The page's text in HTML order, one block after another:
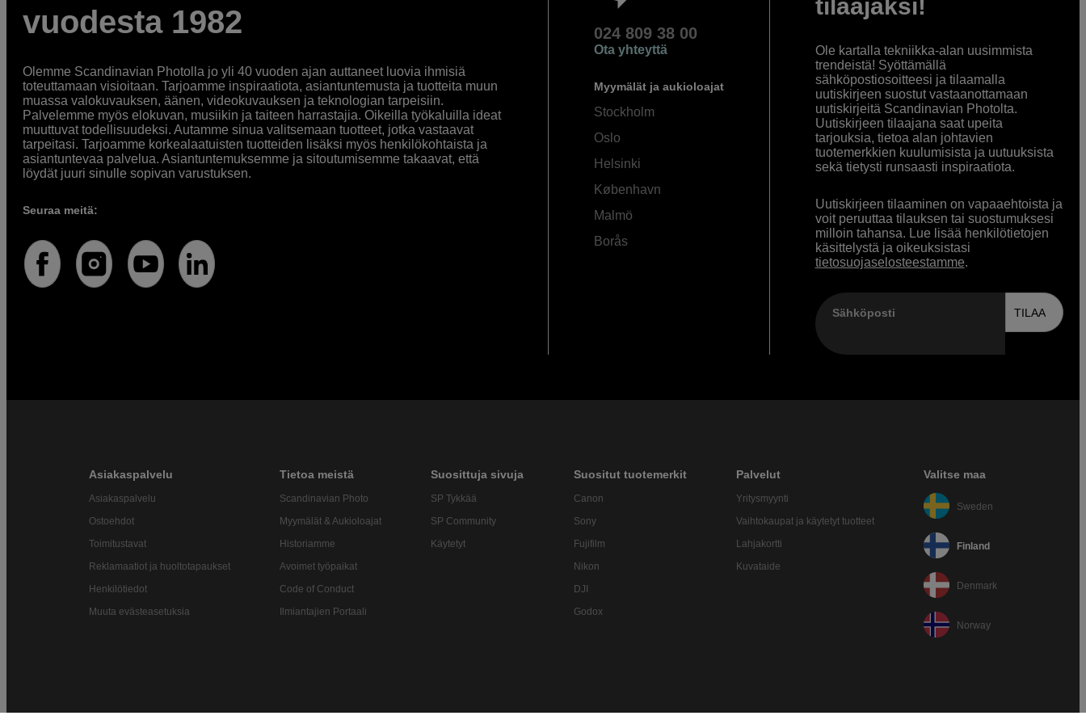
vuodesta 1982
Olemme Scandinavian Photolla jo yli 40 vuoden ajan auttaneet luovia ihmisiä
toteuttamaan visioitaan. Tarjoamme inspiraatiota, asiantuntemusta ja tuotteita muun
muassa valokuvauksen, äänen, videokuvauksen ja teknologian tarpeisiin.
Palvelemme myös elokuvan, musiikin ja taiteen harrastajia. Oikeilla työkaluilla ideat
muuttuvat todellisuudeksi. Autamme sinua valitsemaan tuotteet, jotka vastaavat
tarpeitasi. Tarjoamme korkealaatuisten tuotteiden lisäksi myös henkilökohtaista ja
asiantuntevaa palvelua. Asiantuntemuksemme ja sitoutumisemme takaavat, että
löydät juuri sinulle sopivan varustuksen.
Seuraa meitä:
024 809 38 00
Ota yhteyttä
Myymälät ja aukioloajat
Stockholm
Oslo
Helsinki
København
Malmö
Borås
tilaajaksi!
Ole kartalla tekniikka-alan uusimmista
trendeistä! Syöttämällä
sähköpostiosoitteesi ja tilaamalla
uutiskirjeen suostut vastaanottamaan
uutiskirjeitä Scandinavian Photolta.
Uutiskirjeen tilaajana saat upeita
tarjouksia, tietoa alan johtavien
tuotemerkkien kuulumisista ja uutuuksista
sekä tietysti runsaasti inspiraatiota.
Uutiskirjeen tilaaminen on vapaaehtoista ja
voit peruuttaa tilauksen tai suostumuksesi
milloin tahansa. Lue lisää henkilötietojen
käsittelystä ja oikeuksistasi
tietosuojaselosteestamme.
Sähköposti TILAA
Asiakaspalvelu
Asiakaspalvelu
Ostoehdot
Toimitustavat
Reklamaatiot ja huoltotapaukset
Henkilötiedot
Muuta evästeasetuksia
Tietoa meistä
Scandinavian Photo
Myymälät & Aukioloajat
Historiamme
Avoimet työpaikat
Code of Conduct
Ilmiantajien Portaali
Suosittuja sivuja
SP Tykkää
SP Community
Käytetyt
Suositut tuotemerkit
Canon
Sony
Fujifilm
Nikon
DJI
Godox
Palvelut
Yritysmyynti
Vaihtokaupat ja käytetyt tuotteet
Lahjakortti
Kuvataide
Valitse maa
Sweden
Finland
Denmark
Norway